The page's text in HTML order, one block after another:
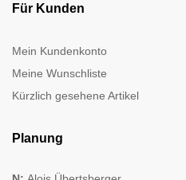
Für Kunden
Mein Kundenkonto
Meine Wunschliste
Kürzlich gesehene Artikel
Planung